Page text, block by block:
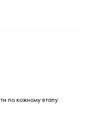
по кожному етапу